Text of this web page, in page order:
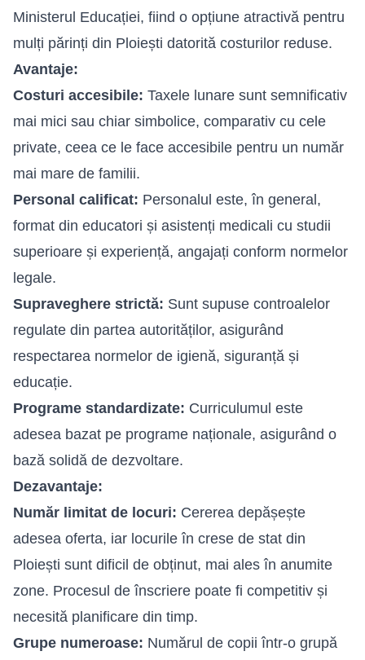
Ministerul Educației, fiind o opțiune atractivă pentru
mulți părinți din Ploiești datorită costurilor reduse.
Avantaje:
Costuri accesibile: Taxele lunare sunt semnificativ
mai mici sau chiar simbolice, comparativ cu cele
private, ceea ce le face accesibile pentru un număr
mai mare de familii.
Personal calificat: Personalul este, în general,
format din educatori și asistenți medicali cu studii
superioare și experiență, angajați conform normelor
legale.
Supraveghere strictă: Sunt supuse controalelor
regulate din partea autorităților, asigurând
respectarea normelor de igienă, siguranță și
educație.
Programe standardizate: Curriculumul este
adesea bazat pe programe naționale, asigurând o
bază solidă de dezvoltare.
Dezavantaje:
Număr limitat de locuri: Cererea depășește
adesea oferta, iar locurile în crese de stat din
Ploiești sunt dificil de obținut, mai ales în anumite
zone. Procesul de înscriere poate fi competitiv și
necesită planificare din timp.
Grupe numeroase: Numărul de copii într-o grupă